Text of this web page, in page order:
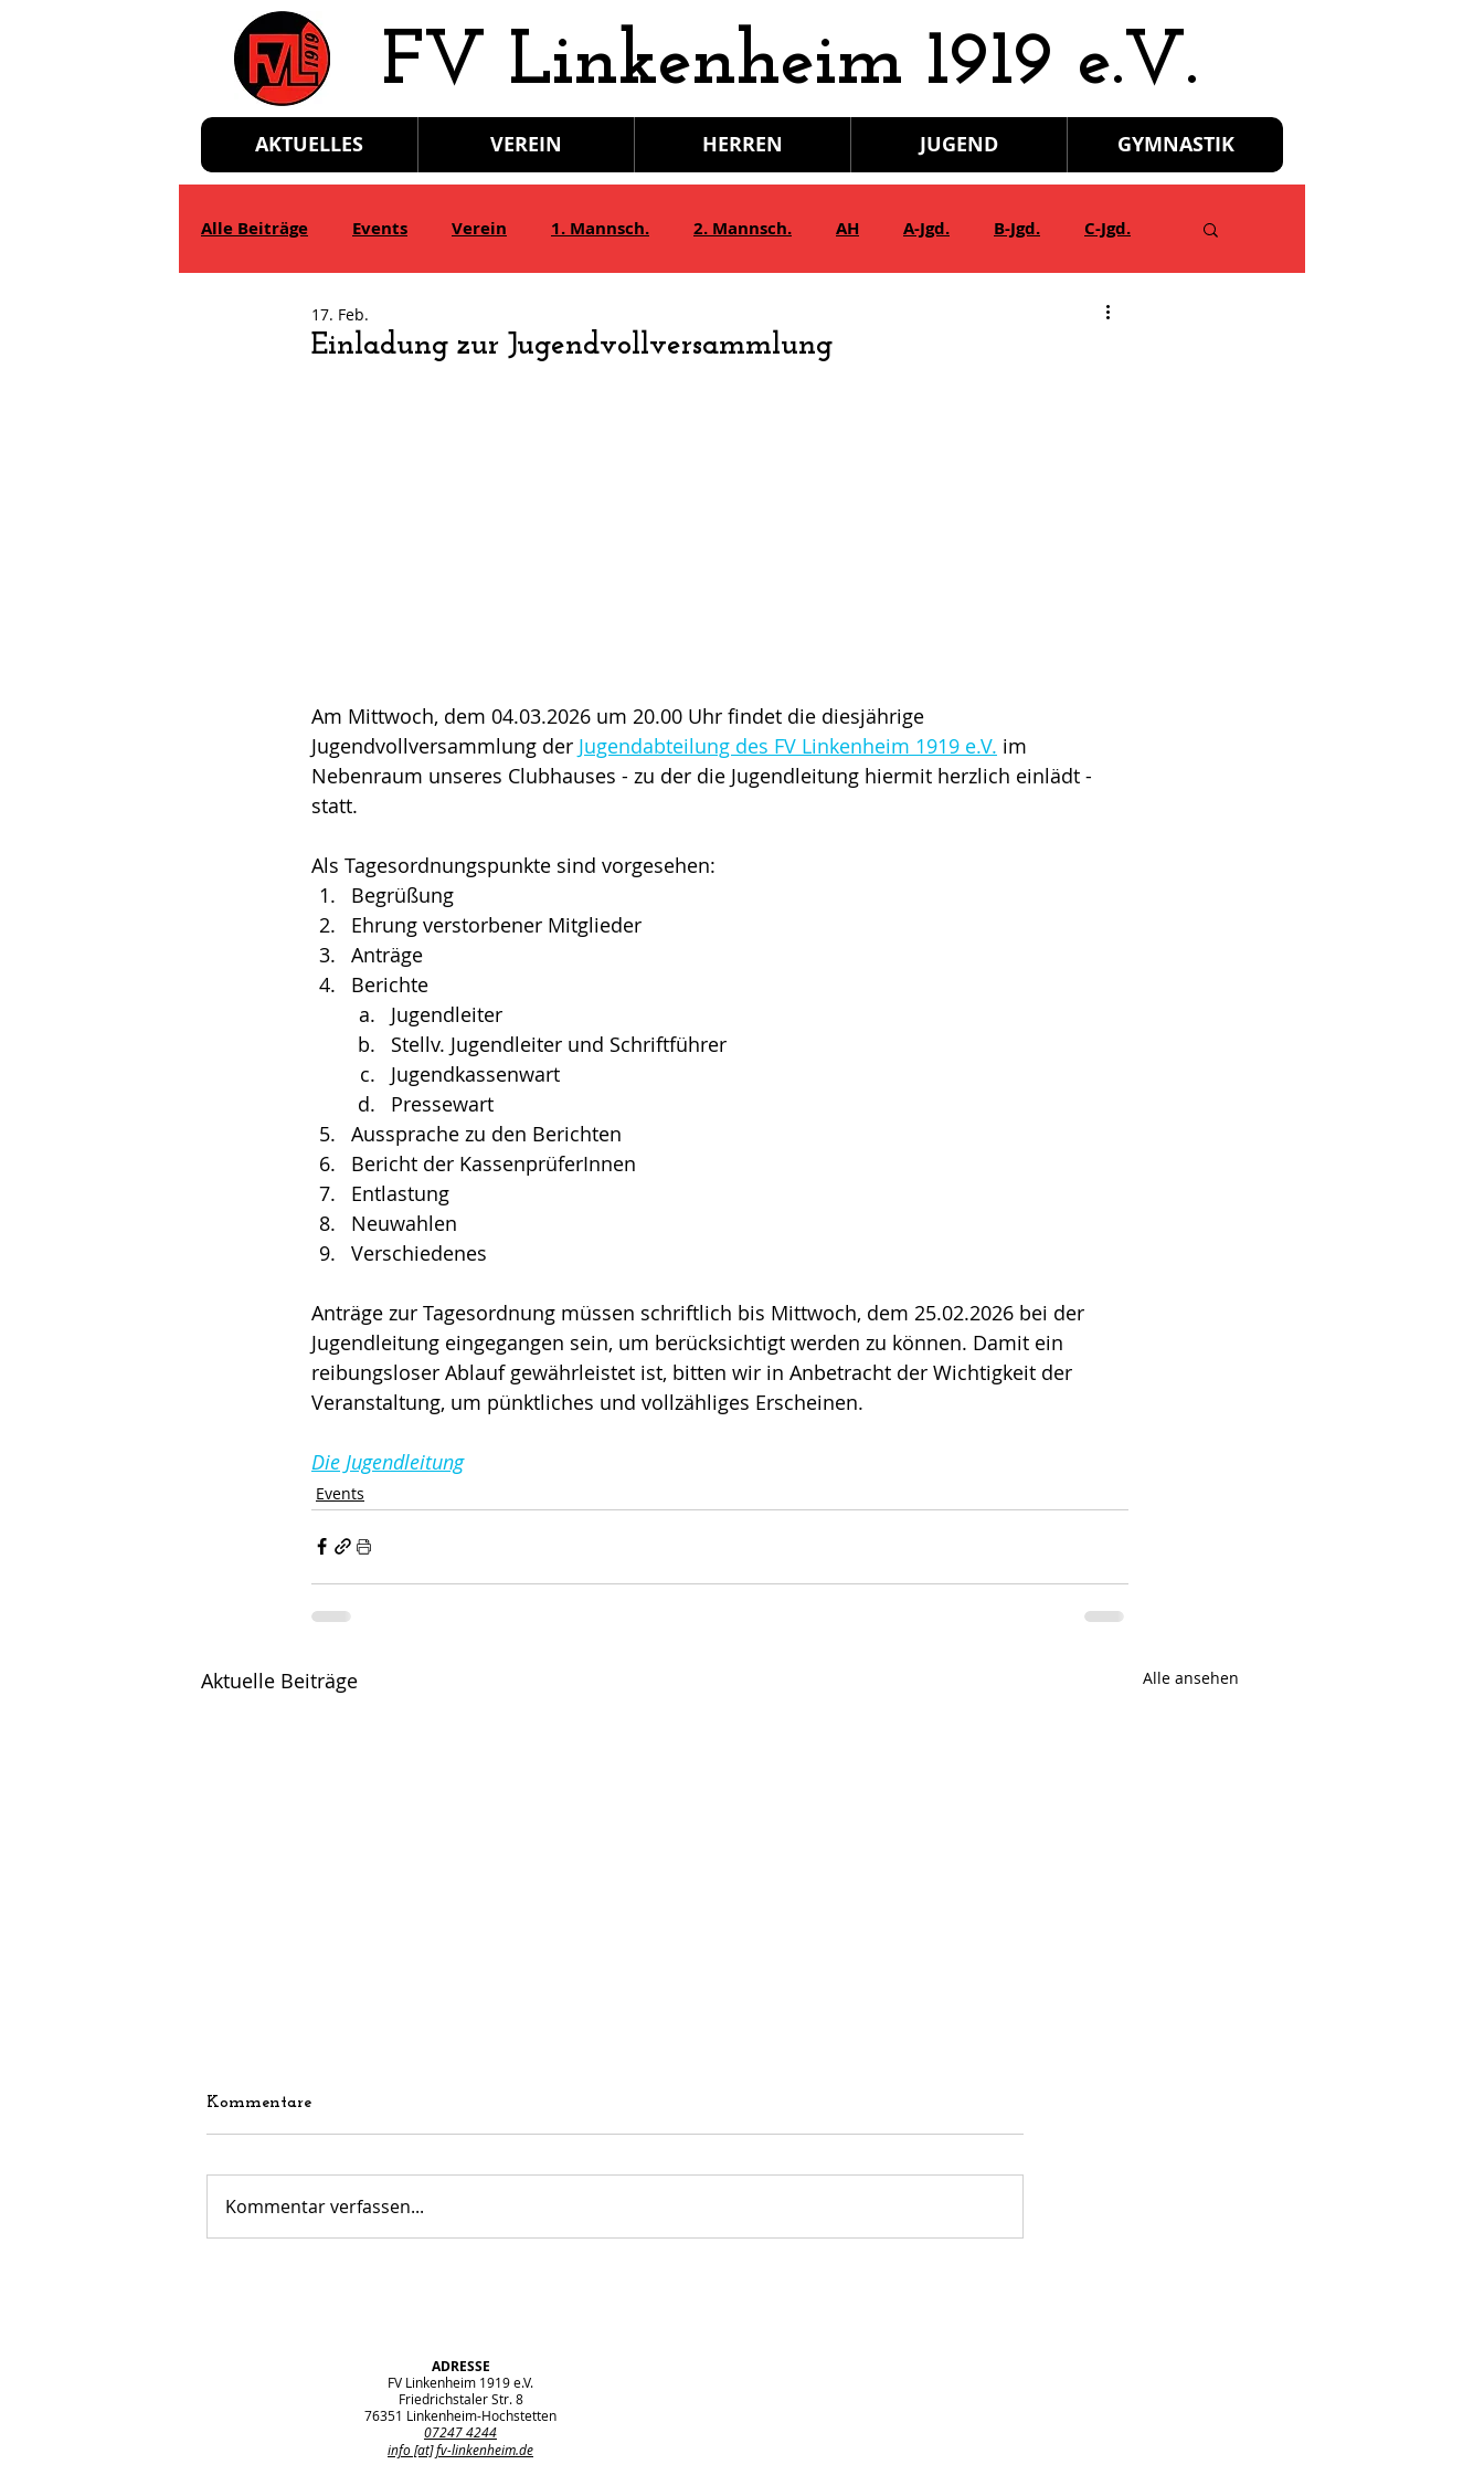
​FV Linkenheim 1919 e.V.
AKTUELLES VEREIN HERREN JUGEND GYMNASTIK
Alle Beiträge Events Verein 1. Mannsch. 2. Mannsch. AH A-Jgd. B-Jgd. C-Jgd.
E-Jgd.
Einladung zur Jugendvollversammlung
17. Feb.
Am Mittwoch, dem 04.03.2026 um 20.00 Uhr findet die diesjährige
Jugendvollversammlung der Jugendabteilung des FV Linkenheim 1919 e.V. im
Nebenraum unseres Clubhauses - zu der die Jugendleitung hiermit herzlich einlädt -
statt.
Als Tagesordnungspunkte sind vorgesehen:
Begrüßung
Ehrung verstorbener Mitglieder
Anträge
Berichte
Jugendleiter
Stellv. Jugendleiter und Schriftführer
Jugendkassenwart
Pressewart
Aussprache zu den Berichten
Bericht der KassenprüferInnen
Entlastung
Neuwahlen
Verschiedenes
Anträge zur Tagesordnung müssen schriftlich bis Mittwoch, dem 25.02.2026 bei der
Jugendleitung eingegangen sein, um berücksichtigt werden zu können. Damit ein
reibungsloser Ablauf gewährleistet ist, bitten wir in Anbetracht der Wichtigkeit der
Veranstaltung, um pünktliches und vollzähliges Erscheinen.
Die Jugendleitung
Events
Aktuelle Beiträge Alle ansehen
Kommentare
Kommentar verfassen...
ADRESSE
FV Linkenheim 1919 e.V.
Friedrichstaler Str. 8
76351 Linkenheim-Hochstetten
07247 4244
info [at] fv-linkenheim.de